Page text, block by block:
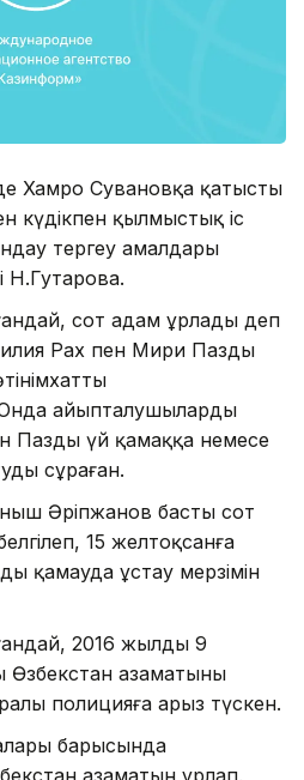
Хамро Сувановқа қатысты
күдікпен қылмыстық іс
тергеу амалдары
Н.Гутарова.
сот адам ұрлады деп
Рах пен Мири Паздың
айыпталушылардың
Пазды үй қамаққа немесе
сұраған.
Әріпжанов басты сот
15 желтоқсанға
қамауда ұстау мерзімін
2016 жылдың 9
Өзбекстан азаматының
полицияға арыз түскен.
барысында
азаматын ұрлап,